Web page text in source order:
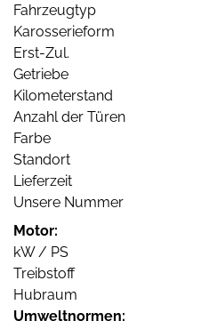
Fahrzeugtyp
Karosserieform
Erst-Zul.
Getriebe
Kilometerstand
Anzahl der Türen
Farbe
Standort
Lieferzeit
Unsere Nummer
Motor:
kW / PS
Treibstoff
Hubraum
Umweltnormen: